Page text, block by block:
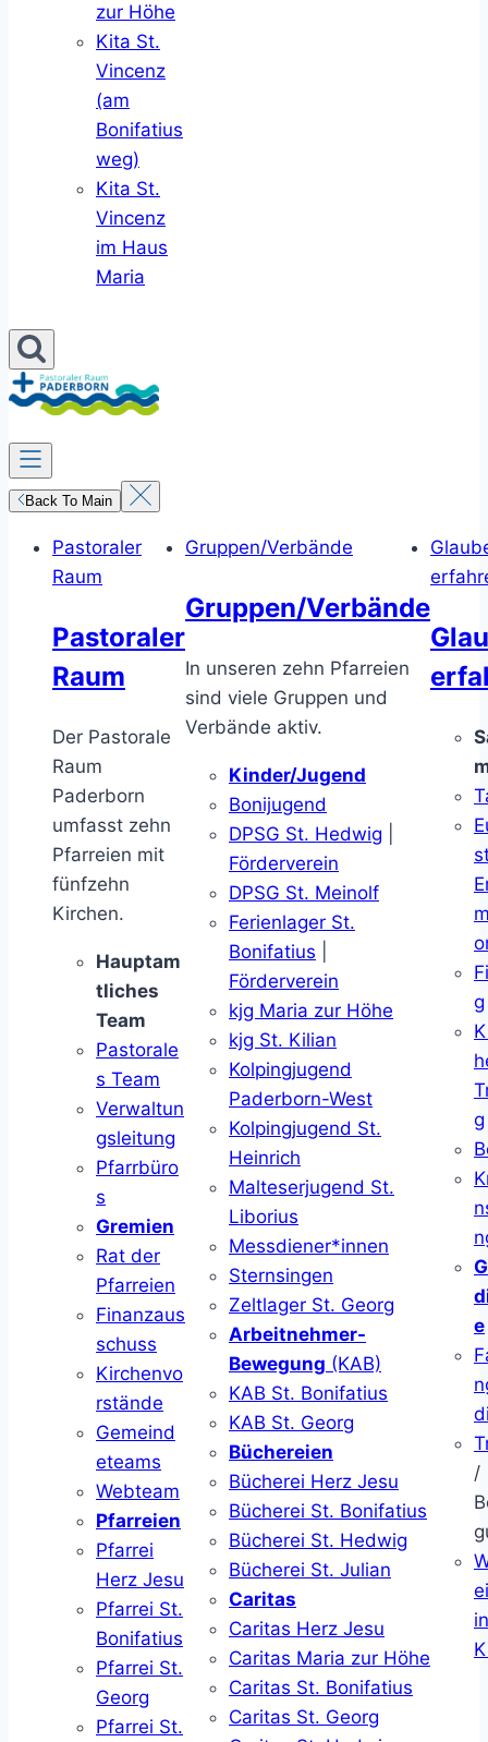
zur Höhe
Kita St.
Vincenz
(am
Bonifatius
weg)
Kita St.
Vincenz
im Haus
Maria
Back To Main
Pastoraler
Raum
Pastoraler
Raum
Der Pastorale
Raum
Paderborn
umfasst zehn
Pfarreien mit
fünfzehn
Kirchen.
Hauptam
tliches
Team
Pastorale
s Team
Verwaltun
gsleitung
Pfarrbüro
s
Gremien
Rat der
Pfarreien
Finanzaus
schuss
Kirchenvo
rstände
Gemeind
eteams
Webteam
Pfarreien
Pfarrei
Herz Jesu
Pfarrei St.
Bonifatius
Pfarrei St.
Georg
Pfarrei St.
Gruppen/Verbände
Gruppen/Verbände
In unseren zehn Pfarreien
sind viele Gruppen und
Verbände aktiv.
Kinder/Jugend
Bonijugend
DPSG St. Hedwig
Förderverein
DPSG St. Meinolf
Ferienlager St.
Bonifatius
Förderverein
kjg Maria zur Höhe
kjg St. Kilian
Kolpingjugend
Paderborn-West
Kolpingjugend St.
Heinrich
Malteserjugend St.
Liborius
Messdiener*innen
Sternsingen
Zeltlager St. Georg
Arbeitnehmer-
Bewegung (KAB)
KAB St. Bonifatius
KAB St. Georg
Büchereien
Bücherei Herz Jesu
Bücherei St. Bonifatius
Bücherei St. Hedwig
Bücherei St. Julian
Caritas
Caritas Herz Jesu
Caritas Maria zur Höhe
Caritas St. Bonifatius
Caritas St. Georg
g
g
e
/